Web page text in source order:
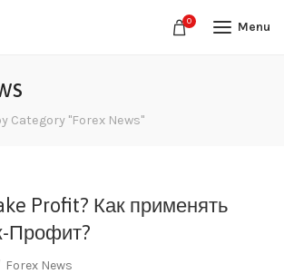
0 Menu
Category "Forex News"
Profit? Как применять
Профит?
Forex News